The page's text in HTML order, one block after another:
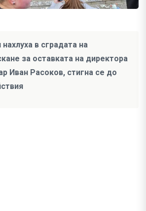
в сградата на
за оставката на директора
Иван Расоков, стигна се до